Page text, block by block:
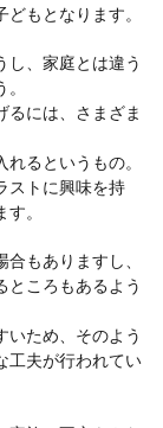
もとなります。
し、家庭とは違う
るには、さまざま
るというもの。
ストに興味を持
。
もありますし、
ところもあるよう
いため、そのよう
工夫が行われてい